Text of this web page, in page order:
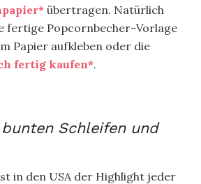
übertragen. Natürlich
fertige Popcornbecher-Vorlage
Papier aufkleben oder die
fertig kaufen*.
Schleifen und
in den USA der Highlight jeder